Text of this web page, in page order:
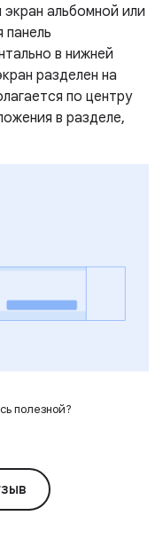
альбомной или
панель
в нижней
разделен на
по центру
в разделе,
полезной?